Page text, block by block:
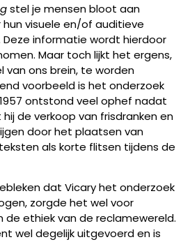
stel je mensen bloot aan
visuele en/of auditieve
Deze informatie wordt hierdoor
Maar toch lijkt het ergens,
van ons brein, te worden
voorbeeld is het onderzoek
ontstond veel ophef nadat
de verkoop van frisdranken en
door het plaatsen van
als korte flitsen tijdens de
dat Vicary het onderzoek
zorgde het wel voor
de ethiek van de reclamewereld.
wel degelijk uitgevoerd en is